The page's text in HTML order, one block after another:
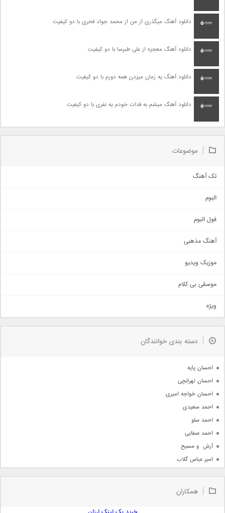
دانلود آهنگ میگذری از من از محمد جواد فخری با دو کیفیت
دانلود آهنگ معجزه از علی طبرسا با دو کیفیت
دانلود آهنگ یه زمان میزدن همه دورم با دو کیفیت
دانلود آهنگ میشم به فدات خودم یه نفری با دو کیفیت
موضوعات
تک آهنگ
اجتماعی
حماسی
سنتی
اهنگ بندرعباسی
دمو
مذهبی
جدیدترین ها
البوم
فول البوم
آهنگ مذهبی
موزیک ویدیو
موسقی بی کلام
ویژه
دسته بندی خوانندگان
احسان پایه
احسان تهرانچی
احسان خواجه امیری
احمد سعیدی
احمد سلو
احمد صفایی
آرش  و مسیح
امیر عباس گلاب
امیر علی
همکاران